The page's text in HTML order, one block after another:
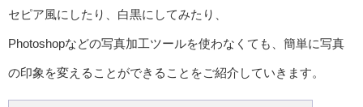
セピア風にしたり、白黒にしてみたり、
Photoshopなどの写真加工ツールを使わなくても、簡単に写真
の印象を変えることができることをご紹介していきます。